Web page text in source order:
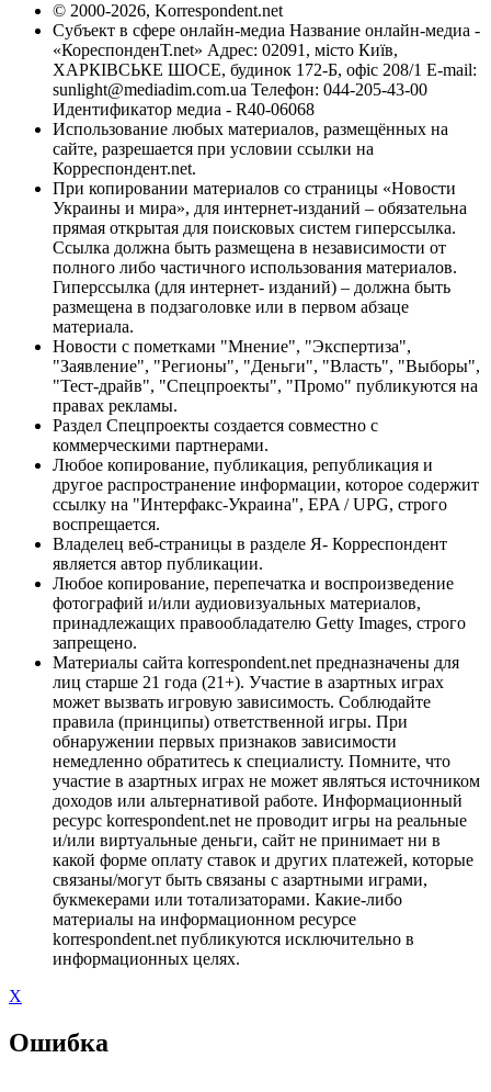
© 2000-2026, Korrespondent.net
Субъект в сфере онлайн-медиа Название онлайн-медиа -
«КореспонденТ.net» Адрес: 02091, місто Київ,
ХАРКІВСЬКЕ ШОСЕ, будинок 172-Б, офіс 208/1 E-mail:
sunlight@mediadim.com.ua Телефон: 044-205-43-00
Идентификатор медиа - R40-06068
Использование любых материалов, размещённых на
сайте, разрешается при условии ссылки на
Корреспондент.net.
При копировании материалов со страницы «Новости
Украины и мира», для интернет-изданий – обязательна
прямая открытая для поисковых систем гиперссылка.
Ссылка должна быть размещена в независимости от
полного либо частичного использования материалов.
Гиперссылка (для интернет- изданий) – должна быть
размещена в подзаголовке или в первом абзаце
материала.
Новости с пометками "Мнение", "Экспертиза",
"Заявление", "Регионы", "Деньги", "Власть", "Выборы",
"Тест-драйв", "Спецпроекты", "Промо" публикуются на
правах рекламы.
Раздел Спецпроекты создается совместно с
коммерческими партнерами.
Любое копирование, публикация, републикация и
другое распространение информации, которое содержит
ссылку на "Интерфакс-Украина", EPA / UPG, строго
воспрещается.
Владелец веб-страницы в разделе Я- Корреспондент
является автор публикации.
Любое копирование, перепечатка и воспроизведение
фотографий и/или аудиовизуальных материалов,
принадлежащих правообладателю Getty Images, строго
запрещено.
Материалы сайта korrespondent.net предназначены для
лиц старше 21 года (21+). Участие в азартных играх
может вызвать игровую зависимость. Соблюдайте
правила (принципы) ответственной игры. При
обнаружении первых признаков зависимости
немедленно обратитесь к специалисту. Помните, что
участие в азартных играх не может являться источником
доходов или альтернативой работе. Информационный
ресурс korrespondent.net не проводит игры на реальные
и/или виртуальные деньги, сайт не принимает ни в
какой форме оплату ставок и других платежей, которые
связаны/могут быть связаны с азартными играми,
букмекерами или тотализаторами. Какие-либо
материалы на информационном ресурсе
korrespondent.net публикуются исключительно в
информационных целях.
X
Ошибка